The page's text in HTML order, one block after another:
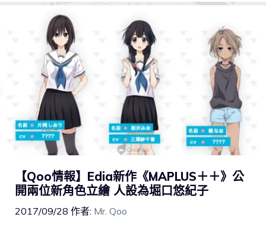
【Qoo情報】Edia新作《MAPLUS＋＋》公
開兩位新角色立繪 人設為堀口悠紀子
2017/09/28 作者: Mr. Qoo